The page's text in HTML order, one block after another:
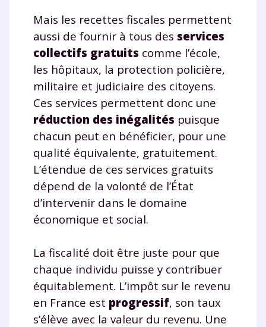
Mais les recettes fiscales permettent
aussi de fournir à tous des services
collectifs gratuits comme l’école,
les hôpitaux, la protection policière,
militaire et judiciaire des citoyens.
Ces services permettent donc une
réduction des inégalités puisque
chacun peut en bénéficier, pour une
qualité équivalente, gratuitement.
L’étendue de ces services gratuits
dépend de la volonté de l’État
d’intervenir dans le domaine
économique et social.
La fiscalité doit être juste pour que
chaque individu puisse y contribuer
équitablement. L’impôt sur le revenu
en France est progressif, son taux
s’élève avec la valeur du revenu. Une